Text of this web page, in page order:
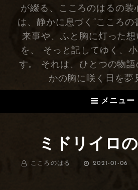
が綴る、こころのはるの装
は、静かに息づく“こころの
来事や、ふと胸に灯った
を、 そっと記してゆく、
す。 それは、ひとつの物
かの胸に咲く日を夢
メニュー
ミドリイロ
BY こころのはる
投
2021-01-06